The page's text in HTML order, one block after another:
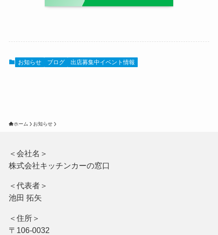
お知らせ ブログ 出店募集中イベント情報
ホーム お知らせ
＜会社名＞
株式会社キッチンカーの窓口
＜代表者＞
池田 拓矢
＜住所＞
〒106-0032